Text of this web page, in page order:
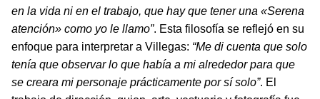
en la vida ni en el trabajo, que hay que tener una «Serena
atención» como yo le llamo”. Esta filosofía se reflejó en su
enfoque para interpretar a Villegas: “Me di cuenta que solo
tenía que observar lo que había a mi alrededor para que
se creara mi personaje prácticamente por sí solo”. El